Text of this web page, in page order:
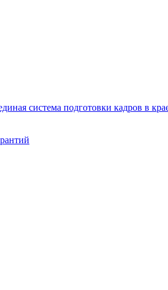
система подготовки кадров в